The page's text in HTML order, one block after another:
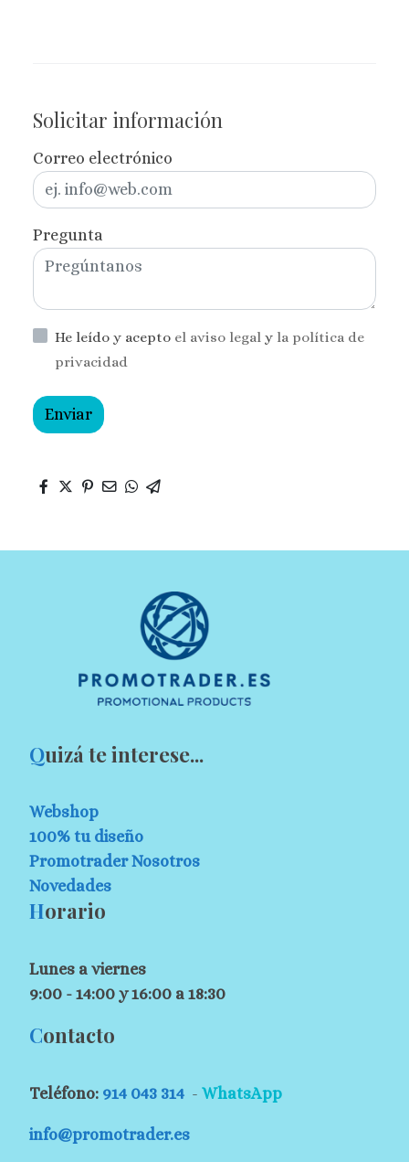
Solicitar información
Correo electrónico
Pregunta
He leído y acepto el aviso legal y la política de
privacidad
Enviar
Quizá te interese...
Webshop
100% tu diseño
Promotrader Nosotros
Novedades
Horario
Lunes a viernes
9:00 - 14:00 y 16:00 a 18:30
Contacto
Teléfono: 914 043 314 - WhatsApp
info@promotrader.es